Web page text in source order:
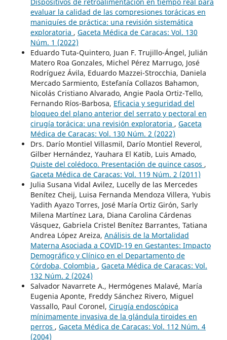
evaluar la calidad de las compresiones torácicas en
maniquíes de práctica: una revisión sistemática
exploratoria , Gaceta Médica de Caracas: Vol. 130
Núm. 1 (2022)
Eduardo Tuta-Quintero, Juan F. Trujillo-Ángel, Julián
Matero Roa Gonzales, Michel Pérez Marrugo, José
Rodríguez Ávila, Eduardo Mazzei-Strocchia, Daniela
Mercado Sarmiento, Estefanía Collazos Bahamon,
Nicolás Cristiano Alvarado, Angie Paola Ortiz-Tello,
Fernando Ríos-Barbosa, Eficacia y seguridad del
bloqueo del plano anterior del serrato y pectoral en
cirugía torácica: una revisión exploratoria , Gaceta
Médica de Caracas: Vol. 130 Núm. 2 (2022)
Drs. Darío Montiel Villasmil, Darío Montiel Reverol,
Gilber Hernández, Yauhara El Katib, Luis Amado,
Quiste del colédoco. Presentación de quince casos ,
Gaceta Médica de Caracas: Vol. 119 Núm. 2 (2011)
Julia Susana Vidal Avilez, Lucelly de las Mercedes
Benítez Cheij, Luisa Fernanda Mendoza Villera, Yubis
Yadith Ayazo Torres, José María Ortiz Girón, Sarly
Milena Martínez Lara, Diana Carolina Cárdenas
Vásquez, Gabriela Cristel Benítez Barrantes, Tatiana
Andrea López Areiza, Análisis de la Mortalidad
Materna Asociada a COVID-19 en Gestantes: Impacto
Demográfico y Clínico en el Departamento de
Córdoba, Colombia , Gaceta Médica de Caracas: Vol.
132 Núm. 2 (2024)
Salvador Navarrete A., Hermógenes Malavé, María
Eugenia Aponte, Freddy Sánchez Rivero, Miguel
Vassallo, Paul Coronel, Cirugía endoscópica
mínimamente invasiva de la glándula tiroides en
perros , Gaceta Médica de Caracas: Vol. 112 Núm. 4
(2004)